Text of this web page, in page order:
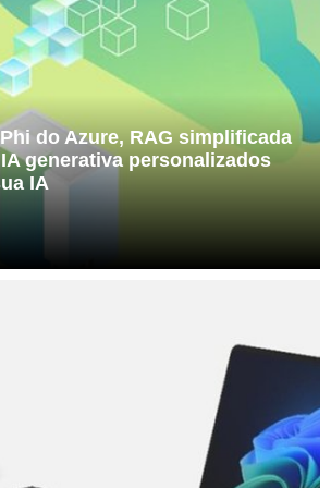
do Azure, RAG simplificada
generativa personalizados
IA